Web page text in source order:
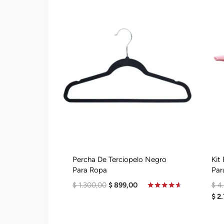
Percha De Terciopelo Negro
Para Ropa
$1.300,00 El
$899,00El
Kit
$
$